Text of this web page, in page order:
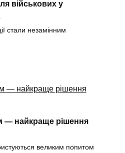
військових у
стали незамінним
— найкраще рішення
великим попитом